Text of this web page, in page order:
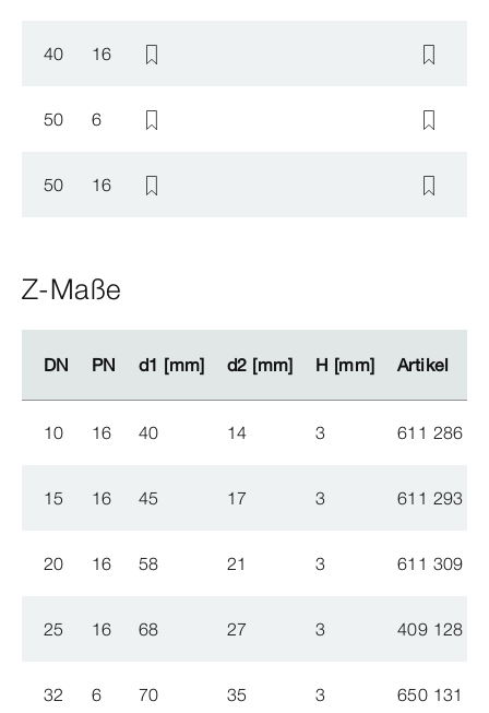
40 16
50 6
50 16
Z-Maße
DN PN d1 [mm] d2 [mm] H [mm] Artikel
DN PN d1 [mm] d2 [mm] H [mm] Artikel
10 16 40 14 3 611 286
15 16 45 17 3 611 293
20 16 58 21 3 611 309
25 16 68 27 3 409 128
32 6 70 35 3 650 131